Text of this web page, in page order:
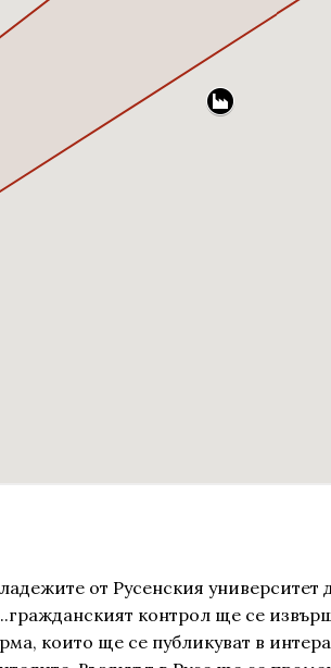
от Русенския университет
контрол ще се
които ще се публикуват в